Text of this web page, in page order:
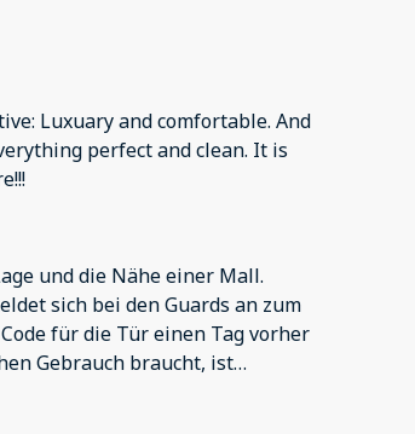
Luxuary and comfortable. And
perfect and clean. It is
und die Nähe einer Mall.
sich bei den Guards an zum
für die Tür einen Tag vorher
Gebrauch braucht, ist